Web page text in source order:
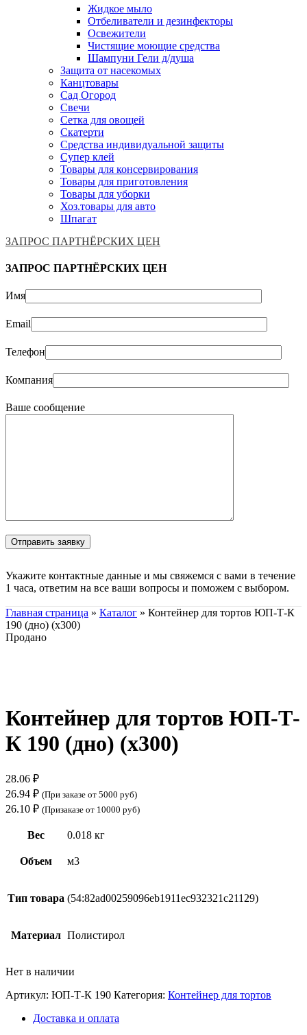
Жидкое мыло
Отбеливатели и дезинфекторы
Освежители
Чистящие моющие средства
Шампуни Гели д/душа
Защита от насекомых
Канцтовары
Сад Огород
Свечи
Сетка для овощей
Скатерти
Средства индивидуальной защиты
Супер клей
Товары для консервирования
Товары для приготовления
Товары для уборки
Хоз.товары для авто
Шпагат
ЗАПРОС ПАРТНЁРСКИХ ЦЕН
ЗАПРОС ПАРТНЁРСКИХ ЦЕН
Имя
Email
Телефон
Компания
Ваше сообщение
Укажите контактные данные и мы свяжемся с вами в течение
1 часа, ответим на все ваши вопросы и поможем с выбором.
Главная страница » Каталог » Контейнер для тортов ЮП-Т-К
190 (дно) (х300)
Продано
Контейнер для тортов ЮП-Т-
К 190 (дно) (х300)
28.06 ₽
26.94 ₽ (При заказе от 5000 руб)
26.10 ₽ (Призаказе от 10000 руб)
Вес 0.018 кг
Объем м3
Тип товара (54:82ad00259096eb1911ec932321c21129)
Материал Полистирол
Нет в наличии
Артикул: ЮП-Т-К 190 Категория: Контейнер для тортов
Доставка и оплата